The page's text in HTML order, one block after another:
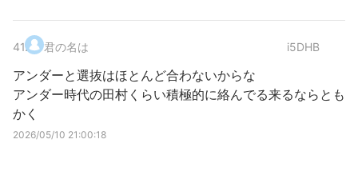
41. 君の名は i5DHB
アンダーと選抜はほとんど合わないからな
アンダー時代の田村くらい積極的に絡んでる来るならとも
かく
2026/05/10 21:00:18